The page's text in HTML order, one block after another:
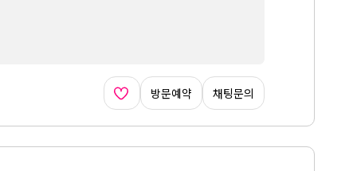
방문예약 채팅문의